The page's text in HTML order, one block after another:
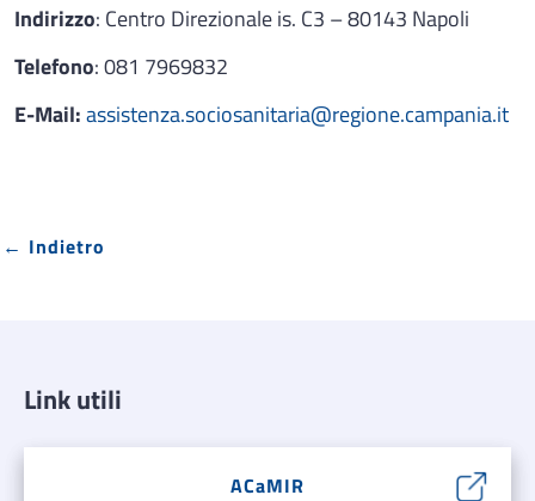
Indirizzo: Centro Direzionale is. C3 – 80143 Napoli
Telefono: 081 7969832
E-Mail:assistenza.sociosanitaria@regione.campania.it
← Indietro
Link utili
ACaMIR